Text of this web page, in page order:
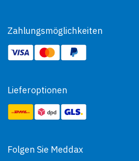
Zahlungsmöglichkeiten
Lieferoptionen
Folgen Sie Meddax